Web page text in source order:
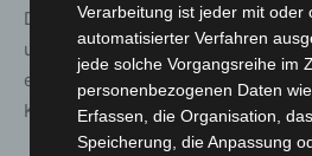
Deutschland und weltweit. Neben
unterstützt das THW auch
europäischer und internationaler
Katastrophenschutzverfahren.
Verarbeitung ist jeder mit oder
automatisierter Verfahren
jede solche Vorgangsreihe im
personenbezogenen Daten
Erfassen, die Organisation,
Speicherung, die Anpassung